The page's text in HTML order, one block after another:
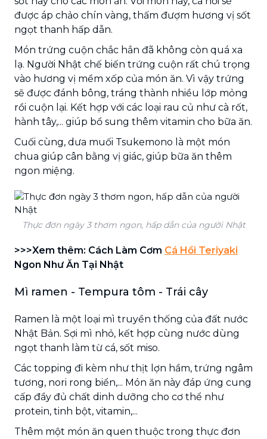
được áp chảo chín vàng, thấm đượm hương vị sốt
ngọt thanh hấp dẫn.
Món trứng cuộn chắc hẳn đã không còn quá xa
lạ. Người Nhật chế biến trứng cuộn rất chú trọng
vào hương vị mềm xốp của món ăn. Vì vậy trứng
sẽ được đánh bông, tráng thành nhiều lớp mỏng
rồi cuộn lại. Kết hợp với các loại rau củ như cà rốt,
hành tây,... giúp bổ sung thêm vitamin cho bữa ăn.
Cuối cùng, dưa muối Tsukemono là một món
chua giúp cân bằng vị giác, giúp bữa ăn thêm
ngon miệng.
Thực đơn ngày 3 thơm ngon, hấp dẫn của người Nhật
>>>Xem thêm: Cách Làm Cơm Cá Hồi Teriyaki
Ngon Như Ăn Tại Nhật
Mì ramen - Tempura tôm - Trái cây
Ramen là một loại mì truyền thống của đất nước
Nhật Bản. Sợi mì nhỏ, kết hợp cùng nước dùng
ngọt thanh làm từ cá, sốt miso.
Các topping đi kèm như thịt lợn hầm, trứng ngâm
tương, nori rong biển,... Món ăn này đáp ứng cung
cấp đầy đủ chất dinh dưỡng cho cơ thể như
protein, tinh bột, vitamin,...
Thêm một món ăn quen thuộc trong thực đơn